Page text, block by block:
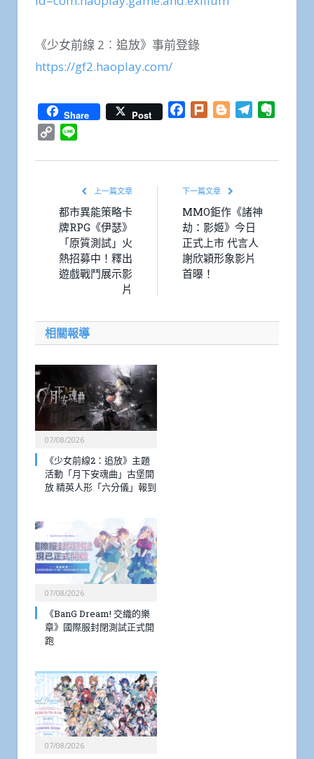
《少女前線 2︰追放》事前登錄
https://gf2.haoplay.com/
Share Post Facebook
Plurk BloggerTelegram
Copy
上一篇文章
都市異能策略卡
牌RPG《伊瑟》
「原質測試」火
熱招募中！釋出
遊戲戰鬥展示影
片
下一篇文章
MMO鉅作《諸神
劫：影姬》今日
正式上市 代言人
謝欣穎形象影片
首曝！
相關報導
07/08/2026
《少女前線2：追放》主題
活動「月下安魂曲」古堡開
放 精英人形「六分儀」報到
07/08/2026
《BanG Dream! 交織的樂
章》國際服封閉測試正式開
跑
07/08/2026